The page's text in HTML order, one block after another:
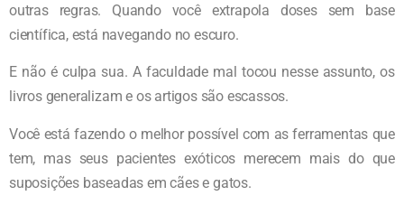
outras regras. Quando você extrapola doses sem base
científica, está navegando no escuro.
E não é culpa sua. A faculdade mal tocou nesse assunto, os
livros generalizam e os artigos são escassos.
Você está fazendo o melhor possível com as ferramentas que
tem, mas seus pacientes exóticos merecem mais do que
suposições baseadas em cães e gatos.